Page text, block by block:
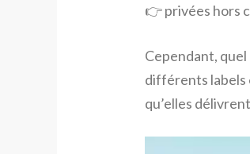
👉 privées hors
Cependant,
différents labels
qu’elles